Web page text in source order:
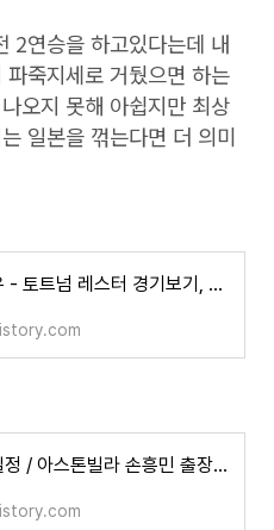
2연승을 하고있다는데 내
죽지세로 거뒀으면 하는
오지 못해 아쉽지만 최상
일본을 꺾는다면 더 의미
스포티비 나우 - 토트넘 레스터 경기보기, 무료중계링크
토트넘 경기일정 / 아스톤빌라 손흥민 출장여부 중계방송보기